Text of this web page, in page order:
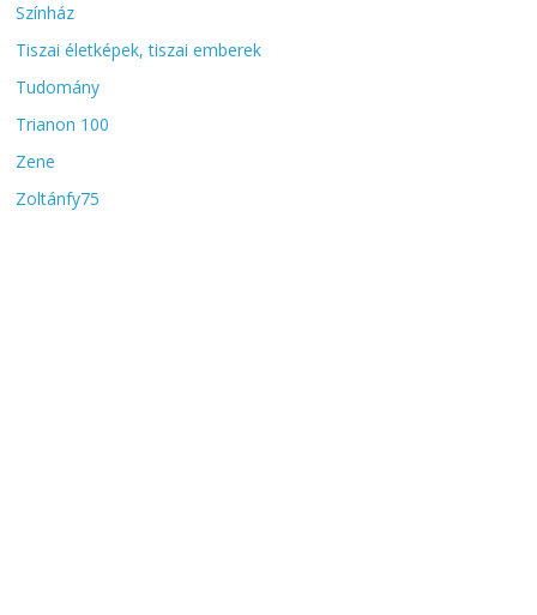
Színház
Tiszai életképek, tiszai emberek
Tudomány
Trianon 100
Zene
Zoltánfy75